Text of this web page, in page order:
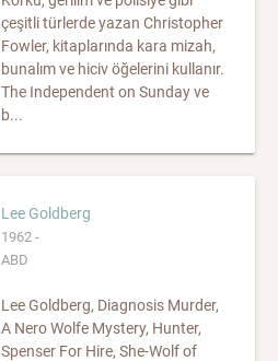
çeşitli türlerde yazan Christopher
Fowler, kitaplarında kara mizah,
bunalım ve hiciv öğelerini kullanır.
The Independent on Sunday ve
b...
Lee Goldberg
1962 -
ABD
Lee Goldberg, Diagnosis Murder,
A Nero Wolfe Mystery, Hunter,
Spenser For Hire, She-Wolf of